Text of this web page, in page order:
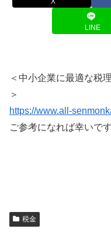
LINE
＜中小企業に最適な税
＞
https://www.all-
ご参考になれば幸いです
税金